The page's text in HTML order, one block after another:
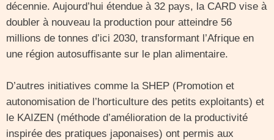
décennie. Aujourd’hui étendue à 32 pays, la CARD vise à
doubler à nouveau la production pour atteindre 56
millions de tonnes d’ici 2030, transformant l’Afrique en
une région autosuffisante sur le plan alimentaire.
D’autres initiatives comme la SHEP (Promotion et
autonomisation de l’horticulture des petits exploitants) et
le KAIZEN (méthode d’amélioration de la productivité
inspirée des pratiques japonaises) ont permis aux